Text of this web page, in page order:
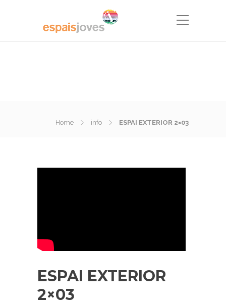
Home info ESPAI EXTERIOR 2×03
ESPAI EXTERIOR
2×03